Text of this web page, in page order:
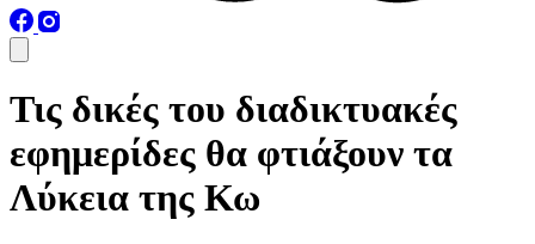
Τις δικές του διαδικτυακές
εφημερίδες θα φτιάξουν τα
Λύκεια της Κω